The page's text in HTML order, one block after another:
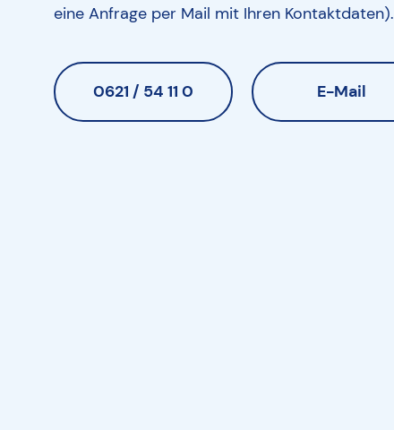
eine Anfrage per Mail mit Ihren Kontaktdaten).
0621 / 54 11 0 E-Mail